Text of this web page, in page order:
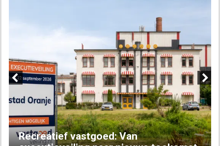
Recreatief vastgoed: Van
Next